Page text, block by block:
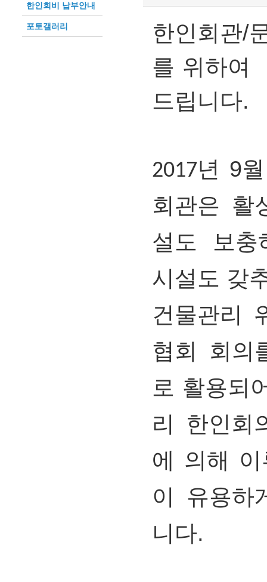
한인회비 납부안내
포토갤러리 한인회관/
를 위하여
드립니다.
2017년 9월
회관은 활
설도
보충
시설도 갖
건물관리
협회
회의
로 활용되
리
한인회
에 의해
이
유용하
니다.